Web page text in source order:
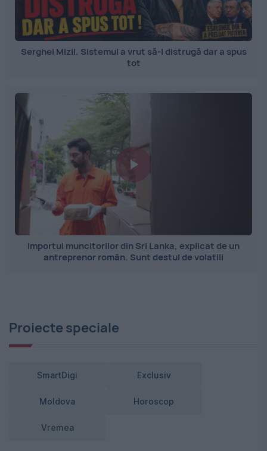
Serghei Mizil. Sistemul a vrut să-l distrugă dar a spus
tot
Importul muncitorilor din Sri Lanka, explicat de un
antreprenor român. Sunt destul de volatili
Proiecte speciale
SmartDigi Exclusiv
Moldova Horoscop
Vremea